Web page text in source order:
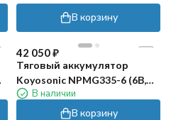
В корзину
42 050₽
Тяговый аккумулятор
Koyosonic NPMG335-6 (6В,
350А/ч)
В наличии
В корзину